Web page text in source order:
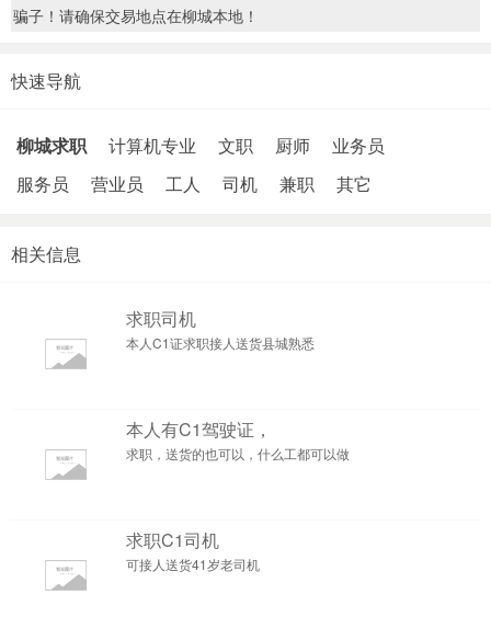
骗子！请确保交易地点在柳城本地！
快速导航
柳城求职 计算机专业 文职 厨师
业务员
服务员
营业员 工人 司机 兼职 其它
相关信息
求职司机
本人C1证求职接人送货县城熟悉
本人有C1驾驶证，
求职，送货的也可以，什么工都可以做
求职C1司机
可接人送货41岁老司机